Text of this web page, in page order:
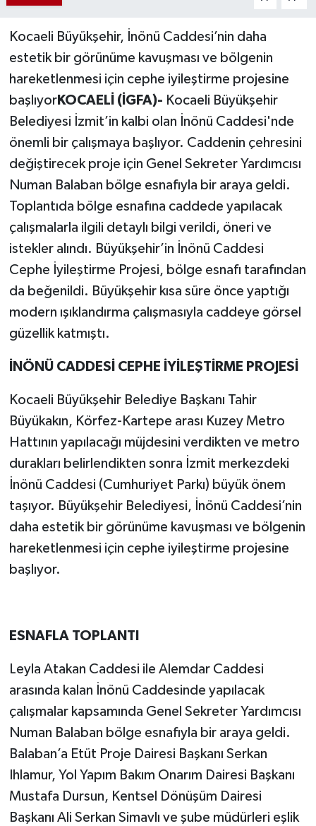
Kocaeli Büyükşehir, İnönü Caddesi’nin daha
estetik bir görünüme kavuşması ve bölgenin
hareketlenmesi için cephe iyileştirme projesine
başlıyorKOCAELİ (İGFA)- Kocaeli Büyükşehir
Belediyesi İzmit’in kalbi olan İnönü Caddesi'nde
önemli bir çalışmaya başlıyor. Caddenin çehresini
değiştirecek proje için Genel Sekreter Yardımcısı
Numan Balaban bölge esnafıyla bir araya geldi.
Toplantıda bölge esnafına caddede yapılacak
çalışmalarla ilgili detaylı bilgi verildi, öneri ve
istekler alındı. Büyükşehir’in İnönü Caddesi
Cephe İyileştirme Projesi, bölge esnafı tarafından
da beğenildi. Büyükşehir kısa süre önce yaptığı
modern ışıklandırma çalışmasıyla caddeye görsel
güzellik katmıştı.
İNÖNÜ CADDESİ CEPHE İYİLEŞTİRME PROJESİ
Kocaeli Büyükşehir Belediye Başkanı Tahir
Büyükakın, Körfez-Kartepe arası Kuzey Metro
Hattının yapılacağı müjdesini verdikten ve metro
durakları belirlendikten sonra İzmit merkezdeki
İnönü Caddesi (Cumhuriyet Parkı) büyük önem
taşıyor. Büyükşehir Belediyesi, İnönü Caddesi’nin
daha estetik bir görünüme kavuşması ve bölgenin
hareketlenmesi için cephe iyileştirme projesine
başlıyor.
ESNAFLA TOPLANTI
Leyla Atakan Caddesi ile Alemdar Caddesi
arasında kalan İnönü Caddesinde yapılacak
çalışmalar kapsamında Genel Sekreter Yardımcısı
Numan Balaban bölge esnafıyla bir araya geldi.
Balaban’a Etüt Proje Dairesi Başkanı Serkan
Ihlamur, Yol Yapım Bakım Onarım Dairesi Başkanı
Mustafa Dursun, Kentsel Dönüşüm Dairesi
Başkanı Ali Serkan Simavlı ve şube müdürleri eşlik